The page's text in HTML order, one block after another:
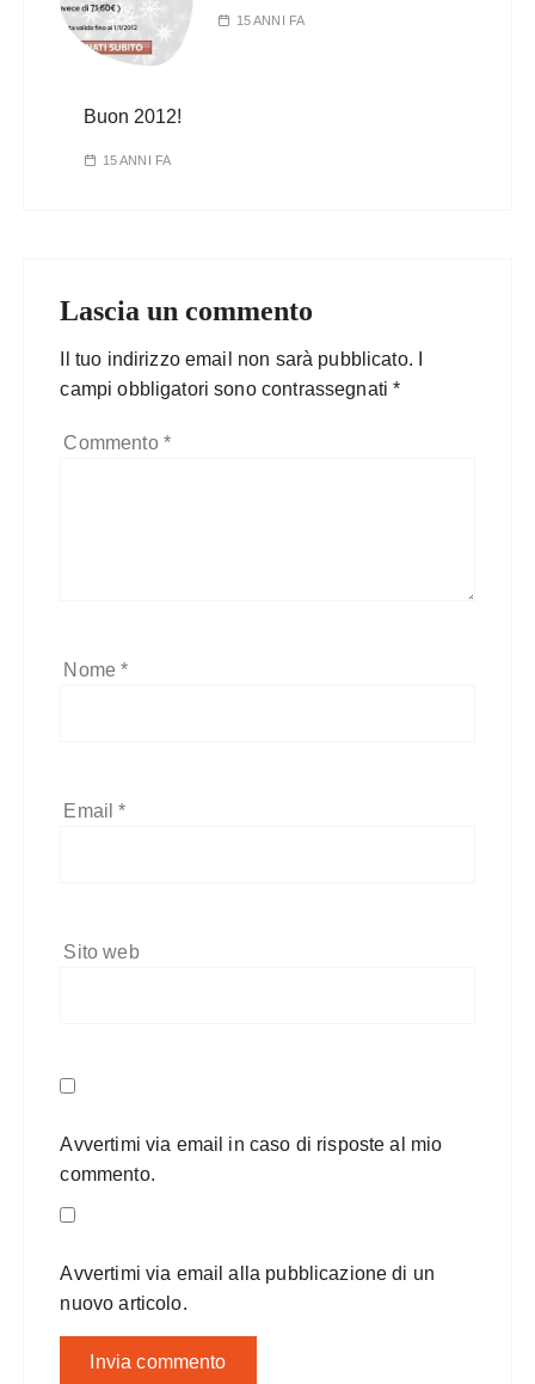
15 ANNI FA
Buon 2012!
15 ANNI FA
Lascia un commento
Il tuo indirizzo email non sarà pubblicato.
campi obbligatori sono contrassegnati*
Commento *
Nome*
Email*
Sito web
Avvertimi via email in caso di risposte al mio
commento.
Avvertimi via email alla pubblicazione di un
nuovo articolo.